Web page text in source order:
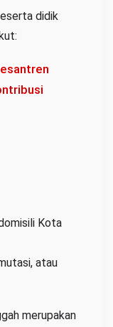
didik
Kota
atau
merupakan